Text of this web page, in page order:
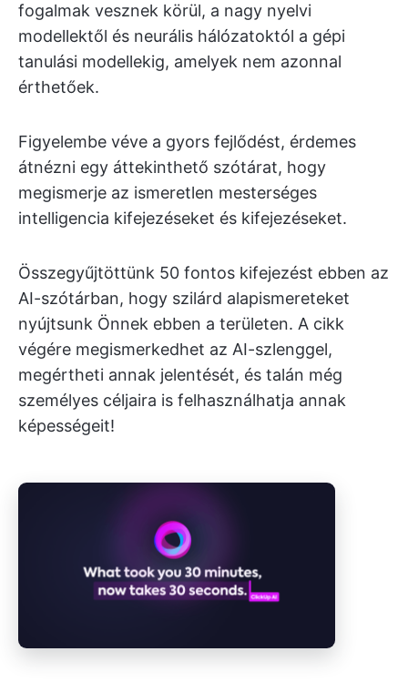
fogalmak vesznek körül, a nagy nyelvi
modellektől és neurális hálózatoktól a gépi
tanulási modellekig, amelyek nem azonnal
érthetőek.
Figyelembe véve a gyors fejlődést, érdemes
átnézni egy áttekinthető szótárat, hogy
megismerje az ismeretlen mesterséges
intelligencia kifejezéseket és kifejezéseket.
Összegyűjtöttünk 50 fontos kifejezést ebben az
AI-szótárban, hogy szilárd alapismereteket
nyújtsunk Önnek ebben a területen. A cikk
végére megismerkedhet az AI-szlenggel,
megértheti annak jelentését, és talán még
személyes céljaira is felhasználhatja annak
képességeit!